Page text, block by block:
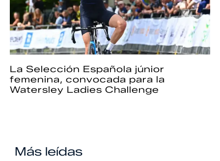
La Selección Española júnior
femenina, convocada para la
Watersley Ladies Challenge
Más leídas